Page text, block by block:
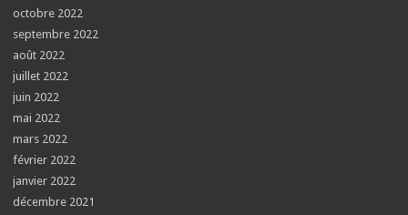
octobre 2022
septembre 2022
août 2022
juillet 2022
juin 2022
mai 2022
mars 2022
février 2022
janvier 2022
décembre 2021